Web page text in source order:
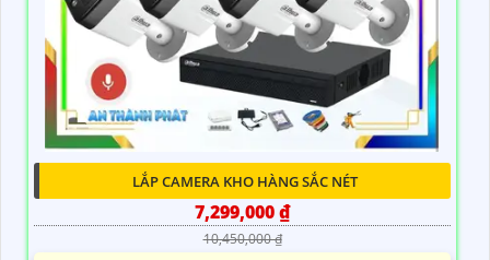
LẮP CAMERA KHO HÀNG SẮC NÉT
7,299,000 ₫
10,450,000 ₫